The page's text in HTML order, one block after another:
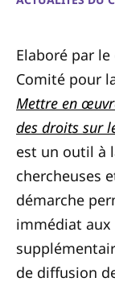
Elaboré par
Comité pour
Mettre en
des droits sur
est un outil à
chercheuses
démarche
immédiat aux
de diffusion